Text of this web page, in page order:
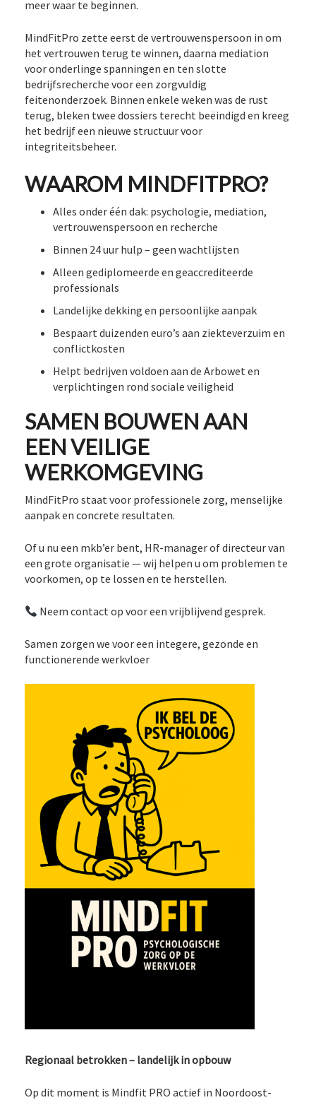
meer waar te beginnen.
MindFitPro zette eerst de vertrouwenspersoon in om
het vertrouwen terug te winnen, daarna mediation
voor onderlinge spanningen en ten slotte
bedrijfsrecherche voor een zorgvuldig
feitenonderzoek. Binnen enkele weken was de rust
terug, bleken twee dossiers terecht beëindigd en kreeg
het bedrijf een nieuwe structuur voor
integriteitsbeheer.
WAAROM MINDFITPRO?
Alles onder één dak: psychologie, mediation,
vertrouwenspersoon en recherche
Binnen 24 uur hulp – geen wachtlijsten
Alleen gediplomeerde en geaccrediteerde
professionals
Landelijke dekking en persoonlijke aanpak
Bespaart duizenden euro’s aan ziekteverzuim en
conflictkosten
Helpt bedrijven voldoen aan de Arbowet en
verplichtingen rond sociale veiligheid
SAMEN BOUWEN AAN
EEN VEILIGE
WERKOMGEVING
MindFitPro staat voor professionele zorg, menselijke
aanpak en concrete resultaten.
Of u nu een mkb’er bent, HR-manager of directeur van
een grote organisatie — wij helpen u om problemen te
voorkomen, op te lossen en te herstellen.
Neem contact op voor een vrijblijvend gesprek.
Samen zorgen we voor een integere, gezonde en
functionerende werkvloer
Regionaal betrokken – landelijk in opbouw
Op dit moment is Mindfit PRO actief in Noordoost-